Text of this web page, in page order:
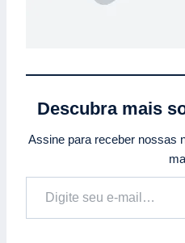
Descubra mais
Assine para receber nossas
Digite seu e-mail…